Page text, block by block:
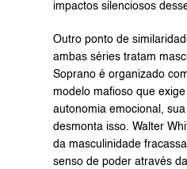
impactos silenciosos
Outro ponto de
ambas séries tratam
Soprano é organizado
modelo mafioso que
autonomia emocional,
desmonta isso. Walter
da masculinidade
senso de poder através